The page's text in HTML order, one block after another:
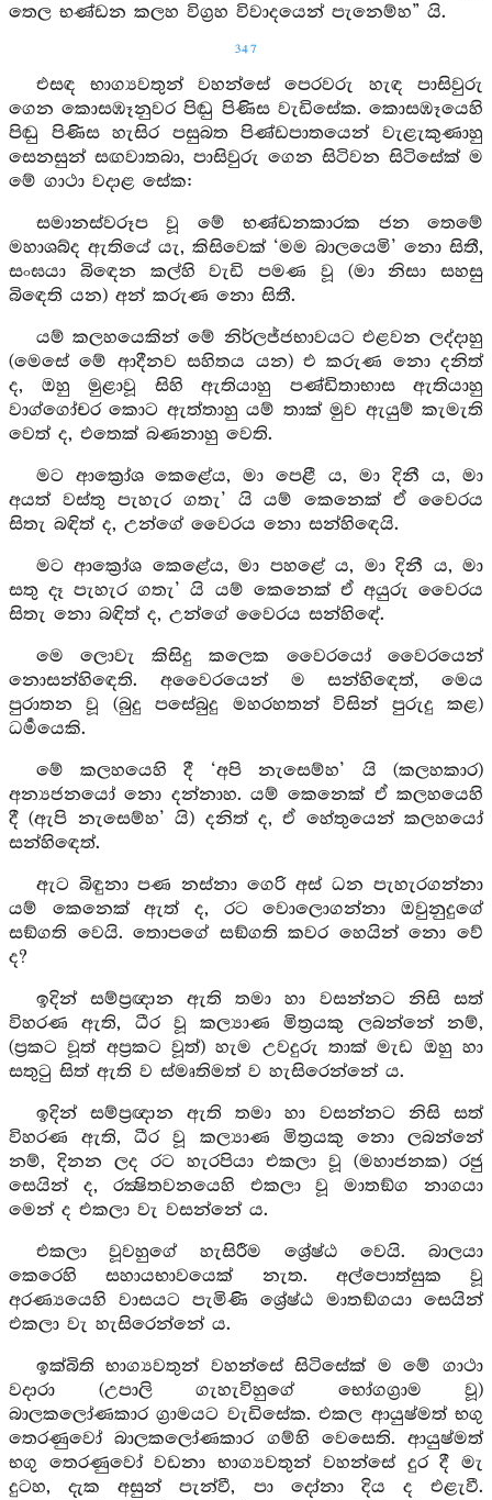
තෙල භණ්ඩන කලහ විග්‍රහ විවාදයෙන් පැනෙම්හ” යි.
347
එසඳ භාග්‍යවතුන් වහන්සේ පෙරවරු හැඳ පාසිවුරු
ගෙන කොසඹෑනුවර පිඬු පිණිස වැඩිසේක. කොසඹෑයෙහි
පිඬු පිණිස හැසිර පසුබත පිණ්ඩපාතයෙන් වැළැකුණාහු
සෙනසුන් සඟවාතබා, පාසිවුරු ගෙන සිටිවන සිටිසේක් ම
මේ ගාථා වදාළ සේක:
සමානස්වරූප වූ මේ භණ්ඩනකාරක ජන තෙමේ
මහාශබ්ද ඇතියේ යැ, කිසිවෙක් ‘මම බාලයෙමි’ නො සිතී,
සංඝයා බිඳෙන කල්හි වැඩි පමණ වූ (මා නිසා සහසු
බිඳෙති යන) අන් කරුණ නො සිතී.
යම් කලහයෙකින් මේ නිර්ලජ්ජභාවයට එළවන ලද්දාහු
(මෙසේ මේ ආදීනව සහිතය යන) එ කරුණ නො දනිත්
ද, ඔහු මුළාවූ සිහි ඇතියාහු පණ්ඩිතාභාස ඇතියාහු
වාග්ගෝචර කොට ඇත්තාහු යම් තාක් මුව ඇයුම් කැමැති
වෙත් ද, එතෙක් බණනාහු වෙති.
මට ආක්‍රෝශ කෙළේය, මා පෙළී ය, මා දිනී ය, මා
අයත් වස්තු පැහැර ගතැ’ යි යම් කෙනෙක් ඒ වෛරය
සිතැ බඳිත් ද, උන්ගේ වෛරය නො සන්හිඳෙයි.
මට ආක්‍රෝශ කෙළේය, මා පහළේ ය, මා දිනී ය, මා
සතු දෑ පැහැර ගතැ’ යි යම් කෙනෙක් ඒ අයුරු වෛරය
සිතැ නො බඳිත් ද, උන්ගේ වෛරය සන්හිඳේ.
මෙ ලොවැ කිසිදු කලෙක වෛරයෝ වෛරයෙන්
නොසන්හිඳෙති. අවෛරයෙන් ම සන්හිඳෙත්, මෙය
පුරාතන වූ (බුදු පසේබුදු මහරහතන් විසින් පුරුදු කළ)
ධර්‍මයෙකි.
මේ කලහයෙහි දී ‘අපි නැසෙම්හ’ යි (කලහකාර)
අන්‍යජනයෝ නො දන්නාහ. යම් කෙනෙක් ඒ කලහයෙහි
දී (ඇපි නැසෙම්හ’ යි) දනිත් ද, ඒ හේතුයෙන් කලහයෝ
සන්හිඳෙත්.
ඇට බිඳුනා පණ නස්නා ගෙරි අස් ධන පැහැරගන්නා
යම් කෙනෙක් ඇත් ද, රට වොලොගන්නා ඔවුනුදුගේ
සඞ්ගති වෙයි. තොපගේ සඞ්ගති කවර හෙයින් නො වේ
ද?
ඉදින් සම්ප්‍රඥාන ඇති තමා හා වසන්නට නිසි සත්
විහරණ ඇති, ධීර වූ කල්‍යාණ මිත්‍රයකු ලබන්නේ නම්,
(ප්‍රකට වූත් අප්‍රකට වූත්) හැම උවදුරු තාක් මැඩ ඔහු හා
සතුටු සිත් ඇති ව ස්මෘතිමත් ව හැසිරෙන්නේ ය.
ඉදින් සම්ප්‍රඥාන ඇති තමා හා වසන්නට නිසි සත්
විහරණ ඇති, ධීර වූ කල්‍යාණ මිත්‍රයකු නො ලබන්නේ
නම්, දිනන ලද රට හැරපියා එකලා වූ (මහාජනක) රජු
සෙයින් ද, රක්‍ෂිතවනයෙහි එකලා වූ මාතඞ්ග නාගයා
මෙන් ද එකලා වැ වසන්නේ ය.
එකලා වූවහුගේ හැසිරීම ශ්‍රේෂ්ඨ වෙයි. බාලයා
කෙරෙහි සහායභාවයෙක් නැත. අල්පොත්සුක වූ
අරණ්‍යයෙහි වාසයට පැමිණි ශ්‍රේෂ්ඨ මාතඞ්ගයා සෙයින්
එකලා වැ හැසිරෙන්නේ ය.
ඉක්බිති භාග්‍යවතුන් වහන්සේ සිටිසේක් ම මේ ගාථා
වදාරා (උපාලි ගැහැවිහුගේ භෝගග්‍රාම වූ)
බාලකලෝණකාර ග්‍රාමයට වැඩිසේක. එකල ආයුෂ්මත් භගු
තෙරණුවෝ බාලකලෝණකාර ගම්හි වෙසෙති. ආයුෂ්මත්
භගු තෙරණුවෝ වඩනා භාග්‍යවතුන් වහන්සේ දුර දී මැ
දුටහ, දැක අසුන් පැන්වී, පා දෝනා දිය ද එළැවී.